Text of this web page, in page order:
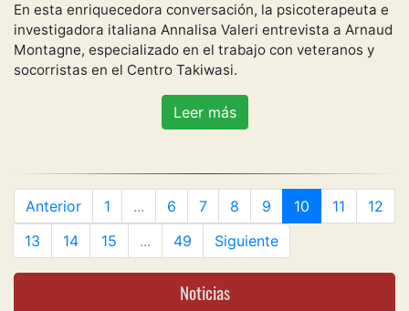
En esta enriquecedora conversación, la psicoterapeuta e
investigadora italiana Annalisa Valeri entrevista a Arnaud
Montagne, especializado en el trabajo con veteranos y
socorristas en el Centro Takiwasi.
Leer más
Anterior 1 ... 6 7 8 9 10 11
12
13
14 15 ... 49 Siguiente
Noticias